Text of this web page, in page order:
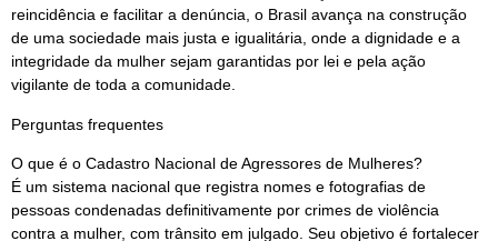
reincidência e facilitar a denúncia, o Brasil avança na construção
de uma sociedade mais justa e igualitária, onde a dignidade e a
integridade da mulher sejam garantidas por lei e pela ação
vigilante de toda a comunidade.
Perguntas frequentes
O que é o Cadastro Nacional de Agressores de Mulheres?
É um sistema nacional que registra nomes e fotografias de
pessoas condenadas definitivamente por crimes de violência
contra a mulher, com trânsito em julgado. Seu objetivo é fortalecer